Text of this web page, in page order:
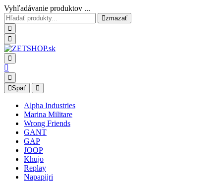
Vyhľadávanie produktov ...
zmazať
Späť
Alpha Industries
Marina Militare
Wrong Friends
GANT
GAP
JOOP
Khujo
Replay
Napapijri